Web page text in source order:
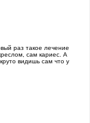
раз такое лечение
сам кариес. А
видишь сам что у